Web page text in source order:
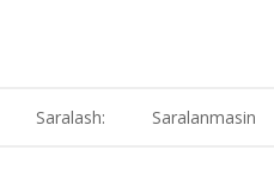
Saralash: Saralanmasin